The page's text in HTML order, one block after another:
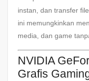
instan, dan transfer
ini memungkinkan
media, dan game
NVIDIA
Grafis